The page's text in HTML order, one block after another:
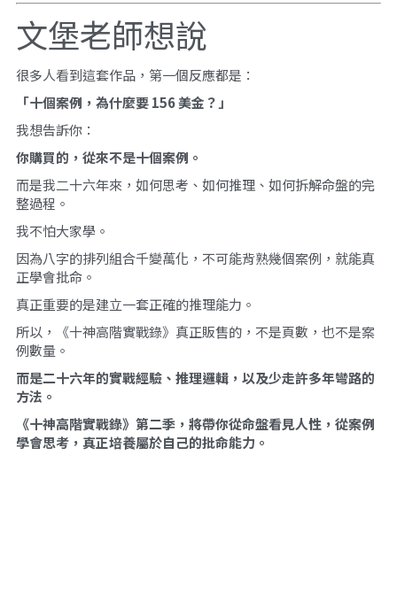
文堡老師想說
很多人看到這套作品，第一個反應都是：
「十個案例，為什麼要 156 美金？」
我想告訴你：
你購買的，從來不是十個案例。
而是我二十六年來，如何思考、如何推理、如何拆解命盤的完
整過程。
我不怕大家學。
因為八字的排列組合千變萬化，不可能背熟幾個案例，就能真
正學會批命。
真正重要的是建立一套正確的推理能力。
所以，《十神高階實戰錄》真正販售的，不是頁數，也不是案
例數量。
而是二十六年的實戰經驗、推理邏輯，以及少走許多年彎路的
方法。
《十神高階實戰錄》第二季，將帶你從命盤看見人性，從案例
學會思考，真正培養屬於自己的批命能力。